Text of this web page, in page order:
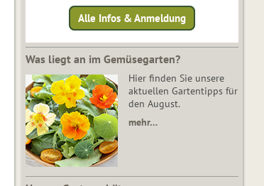
Alle Infos & Anmeldung
Was liegt an im Gemüsegarten?
Hier finden Sie unsere
aktuellen Gartentipps für
den August.
mehr…